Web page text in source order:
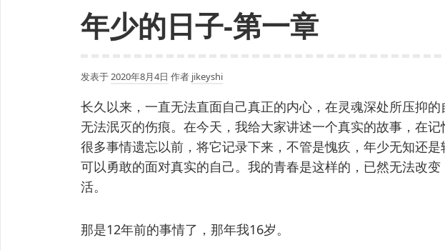
年少的日子-第一章
发表于2020年8月4日 作者 jikeyshi
长久以来，一直无法直面自己真正的内心，在灵魂深处所压抑
无法泯灭的伤痕。在今天，我给大家讲述一个真实的故事，在
很多事情遗忘以前，将它记录下来，不管是愧疚，年少无知还
可以勇敢的面对真实的自己。我的青春是这样的，已然无法改
活。
那是12年前的事情了，那年我16岁。